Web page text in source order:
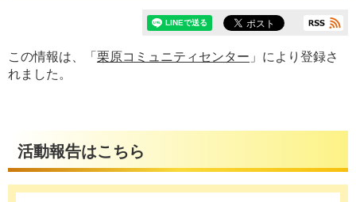
この情報は、「 栗原コミュニティセンター 」により登録さ
れました。
活動報告はこちら